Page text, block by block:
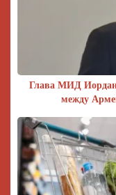
Глава МИД
между